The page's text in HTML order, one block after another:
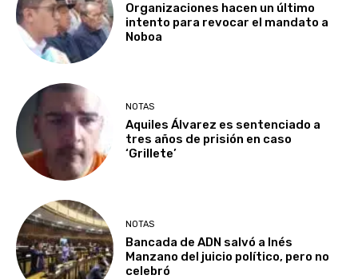
Organizaciones hacen un último
intento para revocar el mandato a
Noboa
NOTAS
Aquiles Álvarez es sentenciado a
tres años de prisión en caso
‘Grillete’
NOTAS
Bancada de ADN salvó a Inés
Manzano del juicio político, pero no
celebró